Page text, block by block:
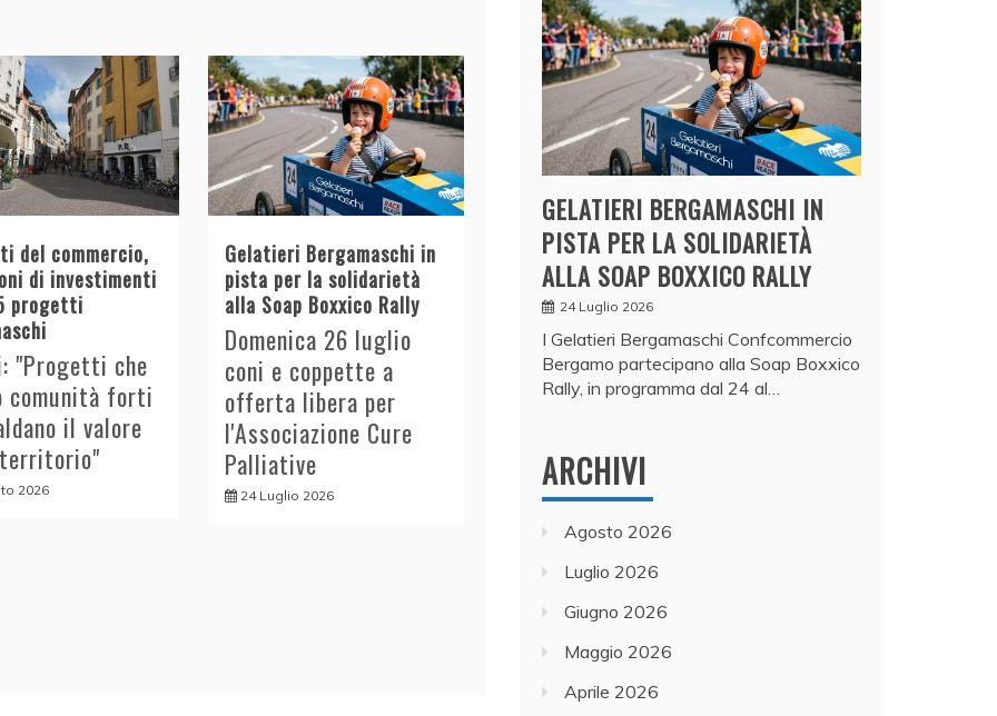
del commercio,
di investimenti
progetti
"Progetti che
comunità forti
il valore
2026
Gelatieri Bergamaschi in
pista per la solidarietà
alla Soap Boxxico Rally
Domenica 26 luglio
coni e coppette a
offerta libera per
l'Associazione Cure
Palliative
24 Luglio 2026
GELATIERI BERGAMASCHI IN
PISTA PER LA SOLIDARIETÀ
ALLA SOAP BOXXICO RALLY
24 Luglio 2026
I Gelatieri Bergamaschi Confcommercio
Bergamo partecipano alla Soap Boxxico
Rally, in programma dal 24 al…
ARCHIVI
Agosto 2026
Luglio 2026
Giugno 2026
Maggio 2026
Aprile 2026